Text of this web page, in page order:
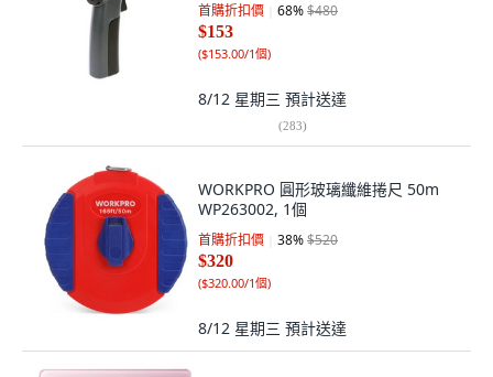
首購折扣價 68%$480
$153
($153.00/1個)
8/12 星期三 預計送達
(283)
WORKPRO 圓形玻璃纖維捲尺 50m
WP263002, 1個
首購折扣價 38%$520
$320
($320.00/1個)
8/12 星期三 預計送達